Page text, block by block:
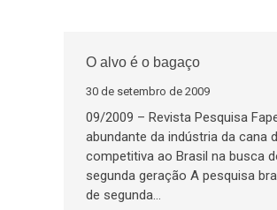
O alvo é o bagaço
30 de setembro de 2009
09/2009 – Revista Pesquisa
abundante da indústria da cana
competitiva ao Brasil na busca
segunda geração A pesquisa
de segunda…